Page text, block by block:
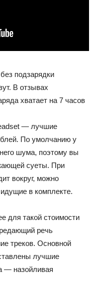
подзарядки
В отзывах
хватает на 7 часов
— лучшие
По умолчанию у
шума, поэтому вы
суеты. При
вокруг, можно
в комплекте.
для такой стоимости
речь
треков. Основной
лучшие
— назойливая